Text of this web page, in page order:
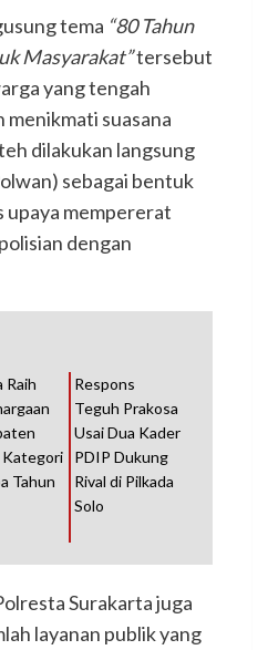
tema “80 Tahun
Masyarakat”tersebut
yang tengah
menikmati suasana
dilakukan langsung
sebagai bentuk
upaya mempererat
dengan
Raih
Kategori
Tahun
Respons
Teguh Prakosa
Usai Dua Kader
PDIP Dukung
Rival di Pilkada
Solo
Surakarta juga
layanan publik yang